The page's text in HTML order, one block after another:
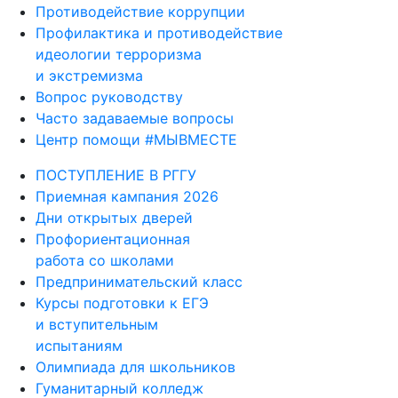
Противодействие коррупции
Профилактика и противодействие
идеологии терроризма
и экстремизма
Вопрос руководству
Часто задаваемые вопросы
Центр помощи #МЫВМЕСТЕ
ПОСТУПЛЕНИЕ В РГГУ
Приемная кампания 2026
Дни открытых дверей
Профориентационная
работа со школами
Предпринимательский класс
Курсы подготовки к ЕГЭ
и вступительным
испытаниям
Олимпиада для школьников
Гуманитарный колледж